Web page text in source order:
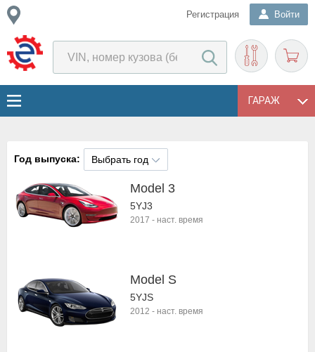
Регистрация Войти
ГАРАЖ
Год выпуска: Выбрать год
Model 3
5YJ3
2017 - наст. время
Model S
5YJS
2012 - наст. время